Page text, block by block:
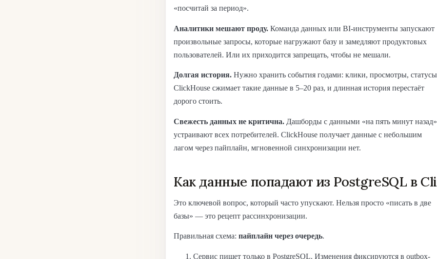
«посчитай за период».
Аналитики мешают проду. Команда данных или BI-инструменты запускают
произвольные запросы, которые нагружают базу и замедляют продуктовых
пользователей. Или их приходится запрещать, чтобы не мешали.
Долгая история. Нужно хранить события годами: клики, просмотры,
ClickHouse сжимает такие данные в 5–20 раз, и длинная история перестаёт
дорого стоить.
Свежесть данных не критична. Дашборды с данными «на пять минут назад»
устраивают всех потребителей. ClickHouse получает данные с небольшим
лагом через пайплайн, мгновенной синхронизации нет.
Как данные попадают из PostgreSQL в
Это ключевой вопрос, который часто упускают. Нельзя просто «писать в две
базы» — это рецепт рассинхронизации.
Правильная схема: пайплайн через очередь.
Сервис пишет только в PostgreSQL. Изменения фиксируются в outbox-